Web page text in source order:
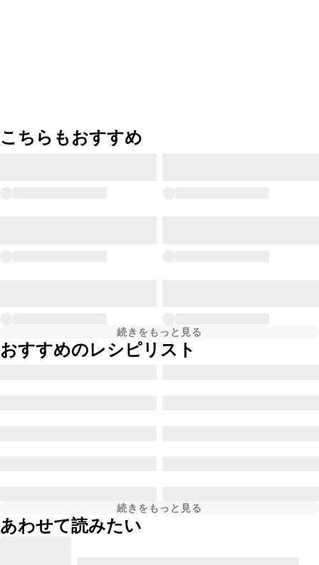
こちらもおすすめ
続きをもっと見る
おすすめのレシピリスト
続きをもっと見る
あわせて読みたい